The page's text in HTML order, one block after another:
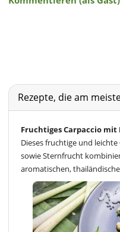
Rezepte, die am
Fruchtiges Carpaccio
Dieses fruchtige und
sowie Sternfrucht
aromatischen,